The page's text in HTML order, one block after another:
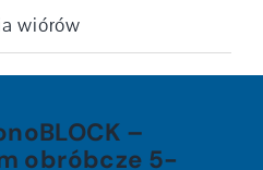
wiórów
–
obróbcze 5-